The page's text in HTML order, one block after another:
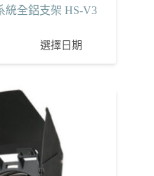
統全鋁支架 HS-V3
選擇日期